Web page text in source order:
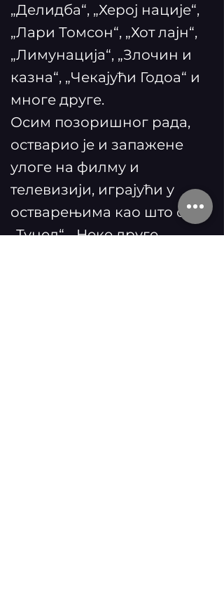
„Делидба“, „Херој нације“,
„Лари Томсон“, „Хот лајн“,
„Лимунација“, „Злочин и
казна“, „Чекајући Годоа“ и
многе друге.
Осим позоришног рада,
остварио је и запажене
улоге на филму и
телевизији, играјући у
остварењима као што су:
„Тунел“, „Неке друге